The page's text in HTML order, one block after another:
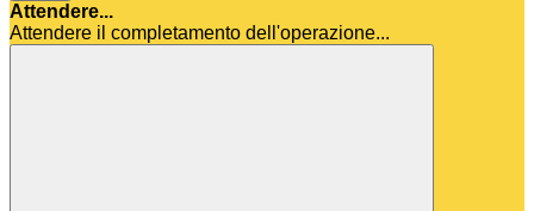
Attendere...
Attendere il completamento dell'operazione...